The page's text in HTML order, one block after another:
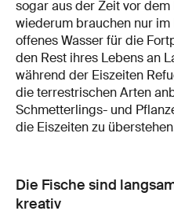
sogar aus der Zeit vor
wiederum brauchen nur
offenes Wasser für die
den Rest ihres Lebens an
während der Eiszeiten
die terrestrischen Arten
Schmetterlings- und
die Eiszeiten zu
Die Fische sind
kreativ